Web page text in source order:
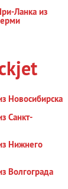
Ланка из
Новосибирска
Санкт-
Нижнего
Волгограда